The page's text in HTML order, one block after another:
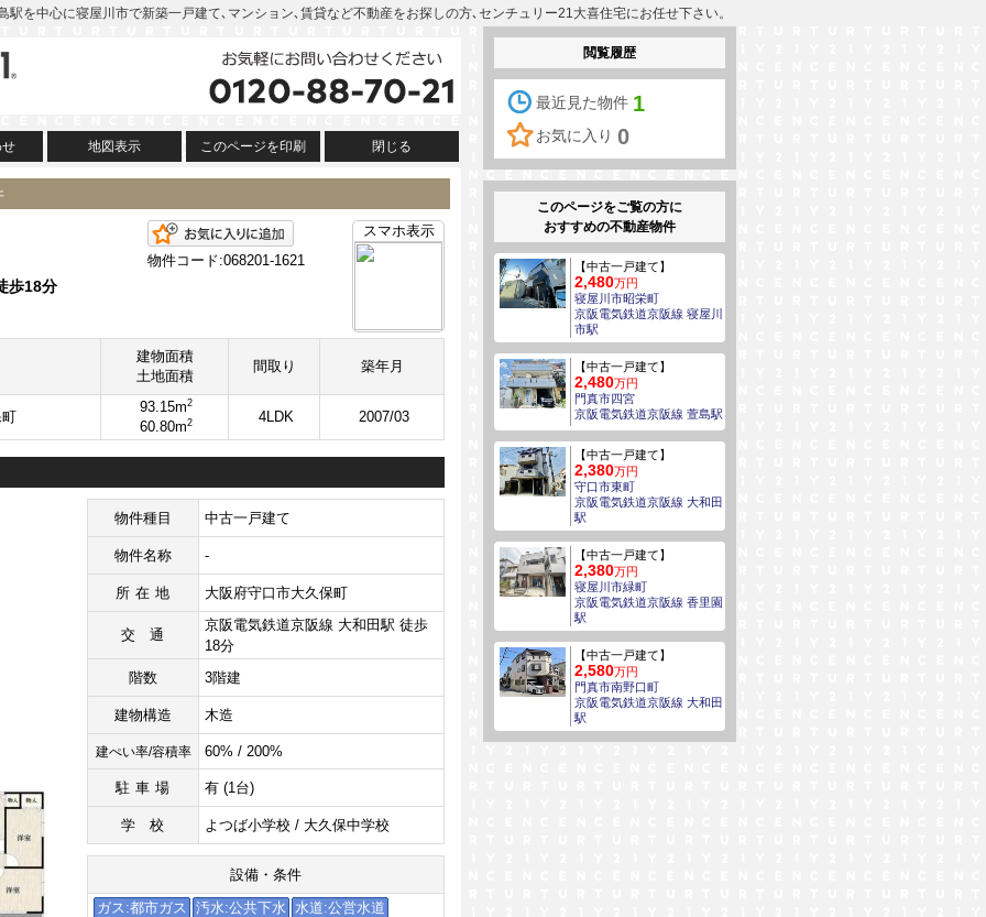
駅を中心に寝屋川市で新築一戸建て､マンション､賃貸など不動産をお探しの方､センチュリー21大喜住宅にお任せ下さい。
地図表示 このページを印刷 閉じる
歩18分
スマホ表示
お気に入りに追加
物件コード:068201-1621
建物面積
土地面積
間取り 築年月
93.15m2
60.80m2 4LDK 2007/03
物件種目 中古一戸建て
物件名称 -
所在地 大阪府守口市大久保町
交通
京阪電気鉄道京阪線 大和田駅 徒歩
18分
階数
3階建
建物構造 木造
建ぺい率/容積率 60% / 200%
駐車場 有 (1台)
学校 よつば小学校 / 大久保中学校
設備・条件
ガス:都市ガス
汚水:公共下水 水道:公営水道
閲覧履歴
最近見た物件 1
お気に入り 0
このページをご覧の方に
おすすめの不動産物件
【中古一戸建て】
2,480万円
寝屋川市昭栄町
京阪電気鉄道京阪線 寝屋川
市駅
【中古一戸建て】
2,480万円
門真市四宮
京阪電気鉄道京阪線 萱島駅
【中古一戸建て】
2,380万円
守口市東町
京阪電気鉄道京阪線 大和田
駅
【中古一戸建て】
2,380万円
寝屋川市緑町
京阪電気鉄道京阪線 香里園
駅
【中古一戸建て】
2,580万円
門真市南野口町
京阪電気鉄道京阪線 大和田
駅